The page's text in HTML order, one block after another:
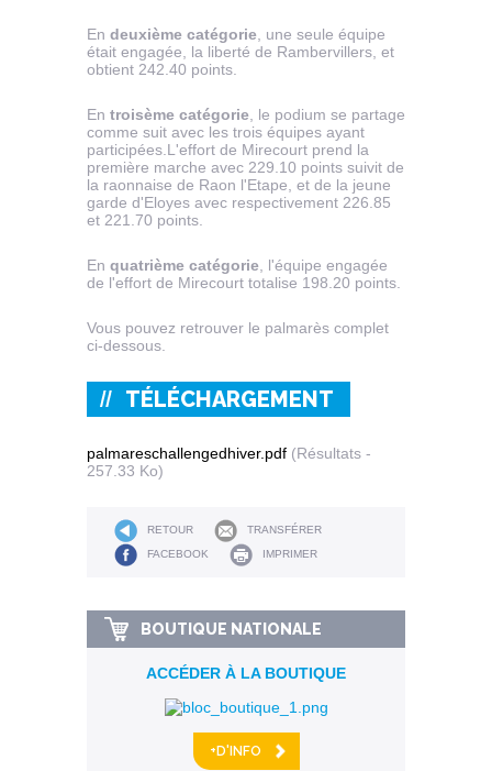
En deuxième catégorie, une seule équipe
était engagée, la liberté de Rambervillers, et
obtient 242.40 points.
En troisème catégorie, le podium se partage
comme suit avec les trois équipes ayant
participées.L'effort de Mirecourt prend la
première marche avec 229.10 points suivit de
la raonnaise de Raon l'Etape, et de la jeune
garde d'Eloyes avec respectivement 226.85
et 221.70 points.
En quatrième catégorie, l'équipe engagée
de l'effort de Mirecourt totalise 198.20 points.
Vous pouvez retrouver le palmarès complet
ci-dessous.
TÉLÉCHARGEMENT
palmareschallengedhiver.pdf (Résultats -
257.33 Ko)
RETOUR
TRANSFÉRER
FACEBOOK
IMPRIMER
BOUTIQUE NATIONALE
ACCÉDER À LA BOUTIQUE
+D'INFO